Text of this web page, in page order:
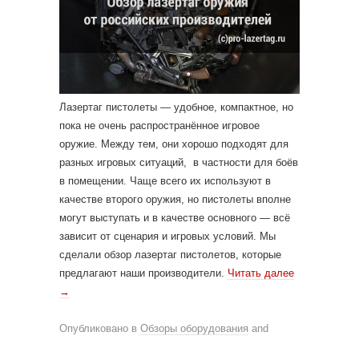
Лазертаг пистолеты — удобное, компактное, но
пока не очень распространённое игровое
оружие. Между тем, они хорошо подходят для
разных игровых ситуаций, в частности для боёв
в помещении. Чаще всего их используют в
качестве второго оружия, но пистолеты вполне
могут выступать и в качестве основного — всё
зависит от сценария и игровых условий. Мы
сделали обзор лазертаг пистолетов, которые
предлагают наши производители. Читать далее
→
Опубликовано в Обзоры оборудования and